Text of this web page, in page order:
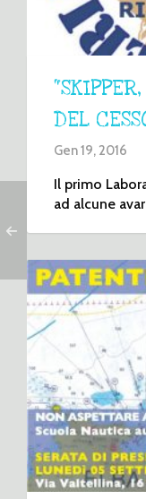
DEL
Gen 19, 2016
Il primo
ad alcune